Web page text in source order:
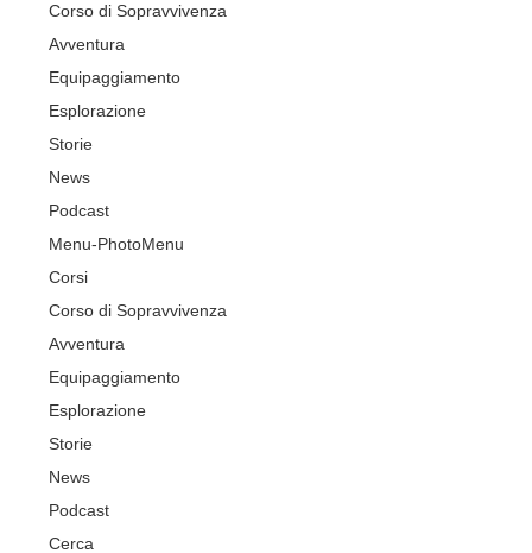
Corso di Sopravvivenza
Avventura
Equipaggiamento
Esplorazione
Storie
News
Podcast
Menu-PhotoMenu
Corsi
Corso di Sopravvivenza
Avventura
Equipaggiamento
Esplorazione
Storie
News
Podcast
Cerca